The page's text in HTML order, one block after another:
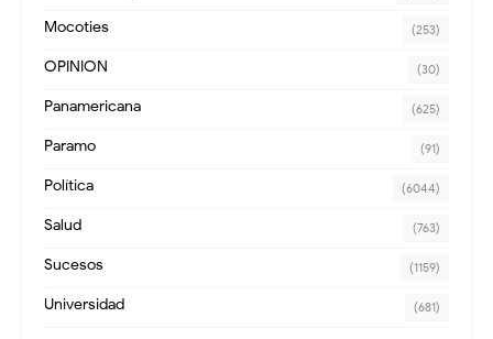
Mocoties (253)
OPINION (30)
Panamericana (625)
Paramo (91)
Política (6044)
Salud (763)
Sucesos (1159)
Universidad (681)